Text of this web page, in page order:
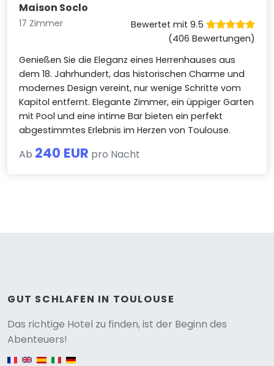
Maison Soclo
17 Zimmer
Bewertet mit 9.5
(406 Bewertungen)
Genießen Sie die Eleganz eines Herrenhauses aus
dem 18. Jahrhundert, das historischen Charme und
modernes Design vereint, nur wenige Schritte vom
Kapitol entfernt. Elegante Zimmer, ein üppiger Garten
mit Pool und eine intime Bar bieten ein perfekt
abgestimmtes Erlebnis im Herzen von Toulouse.
Ab 240 EUR pro Nacht
GUT SCHLAFEN IN TOULOUSE
Das richtige Hotel zu finden, ist der Beginn des
Abenteuers!